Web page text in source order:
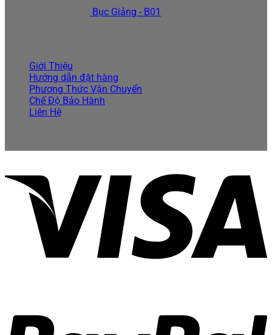
Bục Giảng - B01
Giới Thiệu
Hướng dẫn đặt hàng
Phương Thức Vận Chuyển
Chế Độ Bảo Hành
Liên Hệ